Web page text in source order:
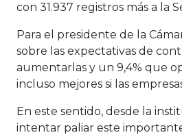
con 31.937 registros más a la
Para el presidente de la
sobre las expectativas de
aumentarlas y un 9,4% que
incluso mejores si las
En este sentido, desde la
intentar paliar este